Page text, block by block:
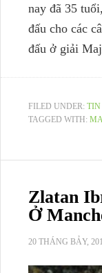
nay đã 35
đấu cho các
đấu ở giải
FILED UNDER: TIN
TAGGED WITH:
Zlatan
Ở
20 THÁNG BẢY,